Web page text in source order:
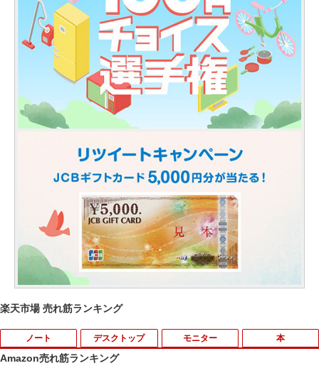
楽天市場 売れ筋ランキング
ノート デスクトップ モニター 本
Amazon売れ筋ランキング